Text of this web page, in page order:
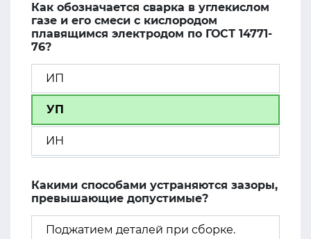
Как обозначается сварка в углекислом
газе и его смеси с кислородом
плавящимся электродом по ГОСТ 14771-
76?
ИП
УП
ИН
Какими способами устраняются зазоры,
превышающие допустимые?
Поджатием деталей при сборке.